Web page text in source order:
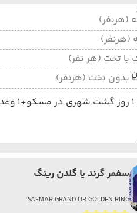
تخت (هر نفر)
بدون تخت (هرنفر)
سفمر گرند یا گلدن رینگ
SAFMAR GRAND OR GOLDEN RING